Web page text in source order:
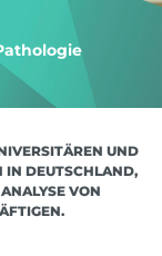
UND
DEUTSCHLAND, D
VON P